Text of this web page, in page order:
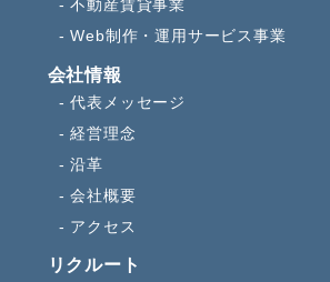
不動産賃貸事業
Web制作・運用サービス事業
会社情報
代表メッセージ
経営理念
沿革
会社概要
アクセス
リクルート